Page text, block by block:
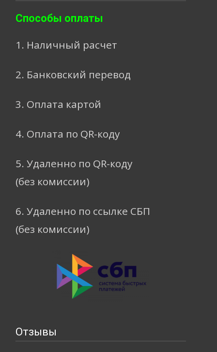
Способы оплаты
1. Наличный расчет
2. Банковский перевод
3. Оплата картой
4. Оплата по QR-коду
5. Удаленно по QR-коду
(без комиссии)
6. Удаленно по ссылке СБП
(без комиссии)
Отзывы